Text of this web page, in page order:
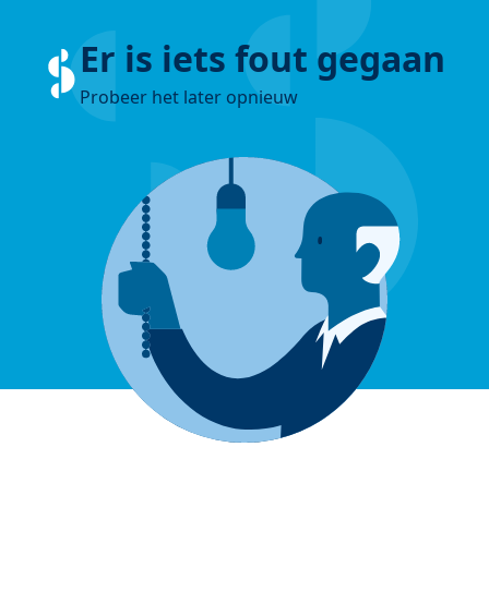
Er is iets fout gegaan
Probeer het later opnieuw